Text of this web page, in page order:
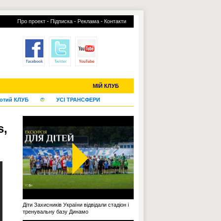
Про проект - Підписка - Реклама - Контакти
МІЙ КЛУБ
КЛУБ УСІ ТРАНСФЕРИ
Діти Захисників України відвідали стадіон і
тренувальну базу Динамо